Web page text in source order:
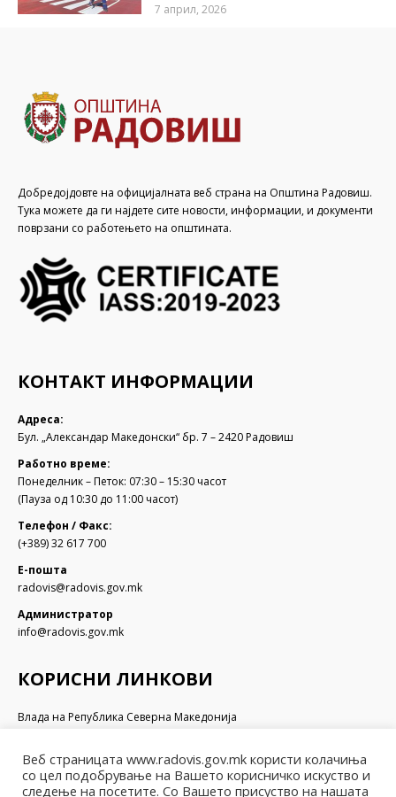
7 април, 2026
Добредојдовте на официјалната веб страна на Општина Радовиш.
Тука можете да ги најдете сите новости, информации, и документи
поврзани со работењето на општината.
КОНТАКТ ИНФОРМАЦИИ
Адреса:
Бул. „Александар Македонски“ бр. 7 – 2420 Радовиш
Работно време:
Понеделник – Петок: 07:30 – 15:30 часот
(Пауза од 10:30 до 11:00 часот)
Телефон / Факс:
(+389) 32 617 700
Е-пошта
radovis@radovis.gov.mk
Администратор
info@radovis.gov.mk
КОРИСНИ ЛИНКОВИ
Влада на Република Северна Македонија
Министерство за финансии
Министерство за транспорт и врски
Министерство за локална самоуправа
Веб страницата www.radovis.gov.mk користи колачиња
со цел подобрување на Вашето корисничко искуство и
следење на посетите. Со Вашето присуство на нашата